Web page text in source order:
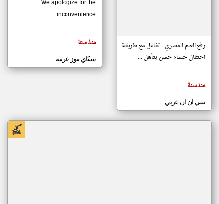
مصادر الأخبار من موريتانيا
اخبار موريتانيا على مدار الساعة
أهم اخبار موريتانيا العاجلة والمباشرة
المقالات
الموجوده
هنا عن
رفع العلم المصري.. تفاعل مع طريقة
احتفال حسام حسن بتأهل ...
منذ سنة
سي ان ان عربي
We apologize for the
inconvenience...
منذ سنة
سكاي نيوز عربية
klyoum.com